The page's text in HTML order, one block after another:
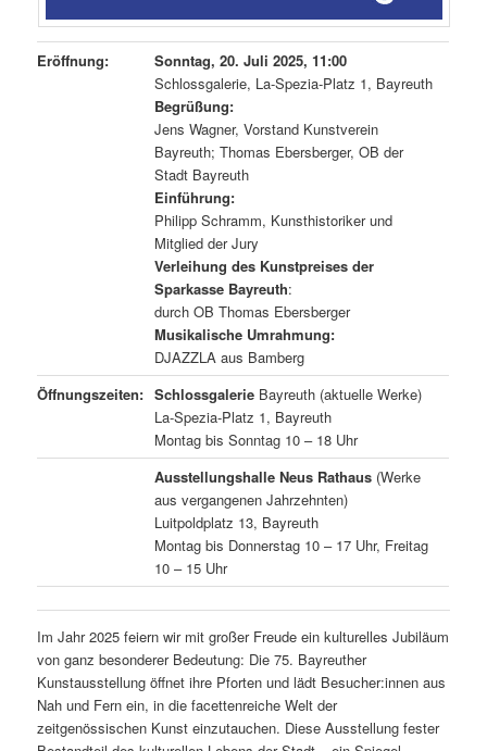
Eröffnung:
Sonntag, 20. Juli 2025, 11:00
Schlossgalerie, La-Spezia-Platz 1, Bayreuth
Begrüßung:
Jens Wagner, Vorstand Kunstverein
Bayreuth; Thomas Ebersberger, OB der
Stadt Bayreuth
Einführung:
Philipp Schramm, Kunsthistoriker und
Mitglied der Jury
Verleihung des Kunstpreises der
Sparkasse Bayreuth:
durch OB Thomas Ebersberger
Musikalische Umrahmung:
DJAZZLA aus Bamberg
Öffnungszeiten: Schlossgalerie Bayreuth (aktuelle Werke)
La-Spezia-Platz 1, Bayreuth
Montag bis Sonntag 10 – 18 Uhr
Ausstellungshalle Neus Rathaus (Werke
aus vergangenen Jahrzehnten)
Luitpoldplatz 13, Bayreuth
Montag bis Donnerstag 10 – 17 Uhr, Freitag
10 – 15 Uhr
Im Jahr 2025 feiern wir mit großer Freude ein kulturelles Jubiläum
von ganz besonderer Bedeutung: Die 75. Bayreuther
Kunstausstellung öffnet ihre Pforten und lädt Besucher:innen aus
Nah und Fern ein, in die facettenreiche Welt der
zeitgenössischen Kunst einzutauchen. Diese Ausstellung fester